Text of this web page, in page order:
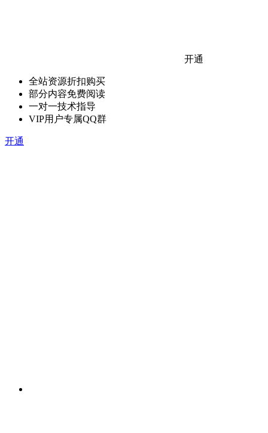
开通
全站资源折扣购买
部分内容免费阅读
一对一技术指导
VIP用户专属QQ群
开通